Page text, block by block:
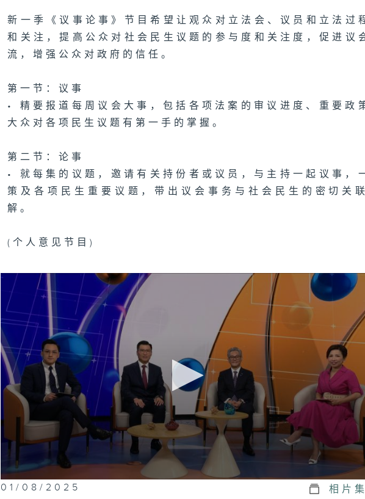
新一季《议事论事》节目希望让观众对立法会、议员和立法过
和关注，提高公众对社会民生议题的参与度和关注度，促进议
流，增强公众对政府的信任。
第一节：议事
• 精要报道每周议会大事，包括各项法案的审议进度、重要政
大众对各项民生议题有第一手的掌握。
第二节：论事
• 就每集的议题，邀请有关持份者或议员，与主持一起议事，
策及各项民生重要议题，带出议会事务与社会民生的密切关
解。
(个人意见节目)
0
seconds
01/08/2025 相片集